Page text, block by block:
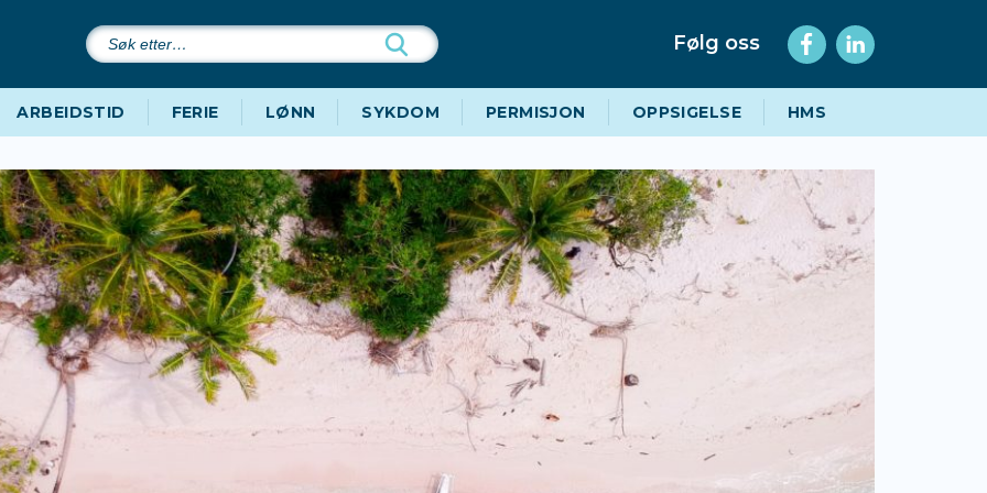
Søk
etter…
Følg oss
ARBEIDSTID FERIE LØNN SYKDOM PERMISJON OPPSIGELSE HMS